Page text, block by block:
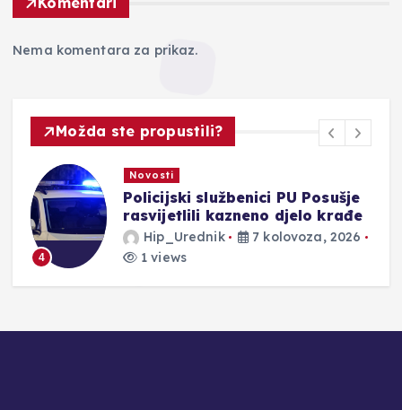
Nema komentara za prikaz.
Možda ste propustili?
4
Novosti
Policijski službenici PU Posušje
rasvijetlili kazneno djelo krađe
Hip_Urednik
7 kolovoza, 2026
1 views